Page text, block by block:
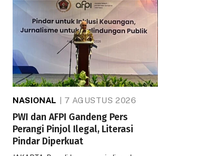
NASIONAL 7 AGUSTUS 2026
PWI dan AFPI Gandeng Pers
Perangi Pinjol Ilegal, Literasi
Pindar Diperkuat